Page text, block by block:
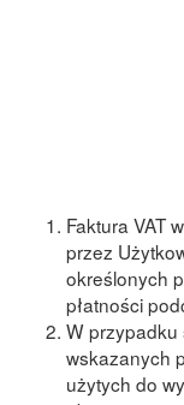
Faktura VAT
przez
określonych
płatności
W przypadku
wskazanych
użytych do